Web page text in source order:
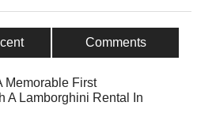
Comments
Memorable First
A Lamborghini Rental In